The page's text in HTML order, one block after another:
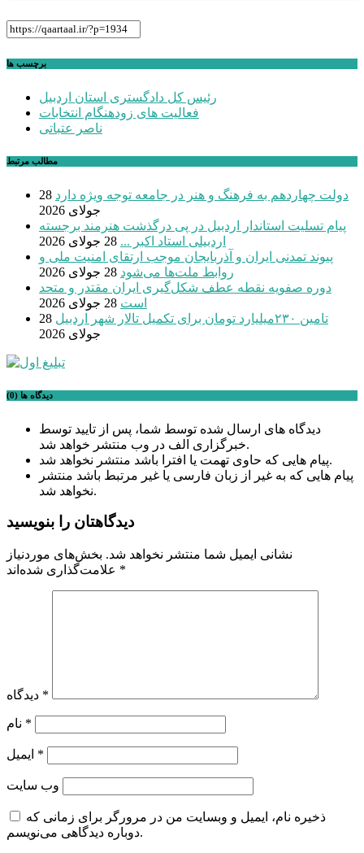
برچسب ها
رئیس کل دادگستری استان اردبیل
فعالیت های زودهنگام انتخابات
ناصر عتباتی
مطالب مرتبط
دولت چهاردهم به فرهنگ و هنر در جامعه توجه ویژه دارد 28
جولای 2026
پیام تسلیت استاندار اردبیل در پی درگذشت هنرمند برجسته
اردبیلی استاد اکبر ... 28 جولای 2026
پیوند تمدنی ایران و آذربایجان موجب ارتقای امنیت ملی و
روابط ملت‌ها می‌شود 28 جولای 2026
دوره صفویه نقطه عطف شکل‌گیری ایران مقتدر و متحد
است 28 جولای 2026
تامین ۲۳۰میلیارد تومان برای تکمیل تالار شهر اردبیل
28
جولای 2026
دیدگاه ها (0)
دیدگاه های ارسال شده توسط شما، پس از تایید توسط
خبرگزاری الف در وب منتشر خواهد شد.
پیام هایی که حاوی تهمت یا افترا باشد منتشر نخواهد شد.
پیام هایی که به غیر از زبان فارسی یا غیر مرتبط باشد منتشر
نخواهد شد.
دیدگاهتان را بنویسید
نشانی ایمیل شما منتشر نخواهد شد. بخش‌های موردنیاز
*
*
*
*
وب‌ سایت
ذخیره نام، ایمیل و وبسایت من در مرورگر برای زمانی که
دوباره دیدگاهی می‌نویسم.